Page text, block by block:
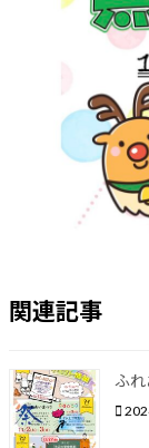
関連記事
ふれ